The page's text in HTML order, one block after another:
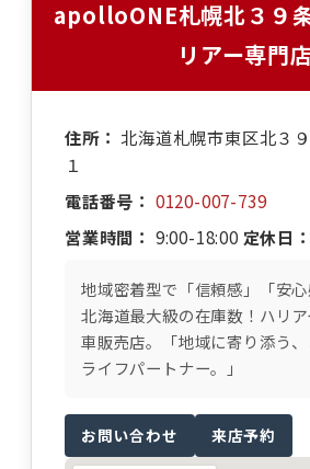
apolloONE札幌北３９
リアー専門店
住所：北海道札幌市東区北３
１
電話番号： 0120-007-739
営業時間： 9:00-18:00 定休日：
地域密着型で「信頼感」「安心
北海道最大級の在庫数！ハリ
車販売店。「地域に寄り添う
ライフパートナー。」
お問い合わせ 来店予約